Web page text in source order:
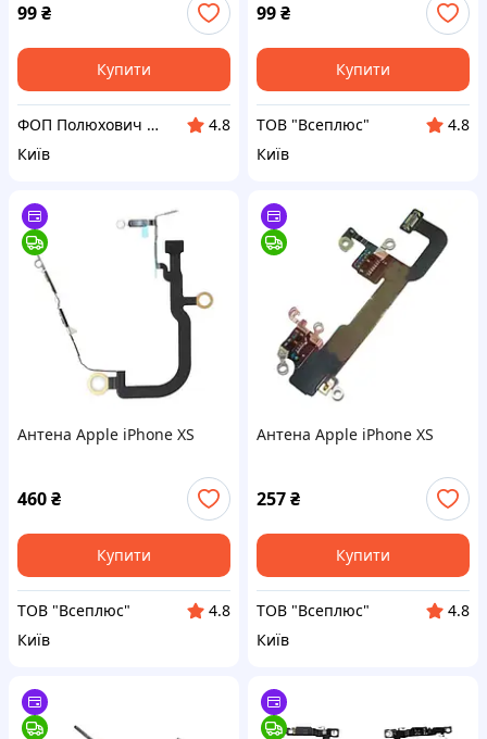
99₴
Купити
ФОП Полюхович Л.Г.
4.8
Київ
99₴
Купити
ТОВ "Всеплюс"
4.8
Київ
Антена Apple iPhone XS
460₴
Купити
ТОВ "Всеплюс"
4.8
Київ
Антена Apple iPhone XS
257₴
Купити
ТОВ "Всеплюс"
4.8
Київ